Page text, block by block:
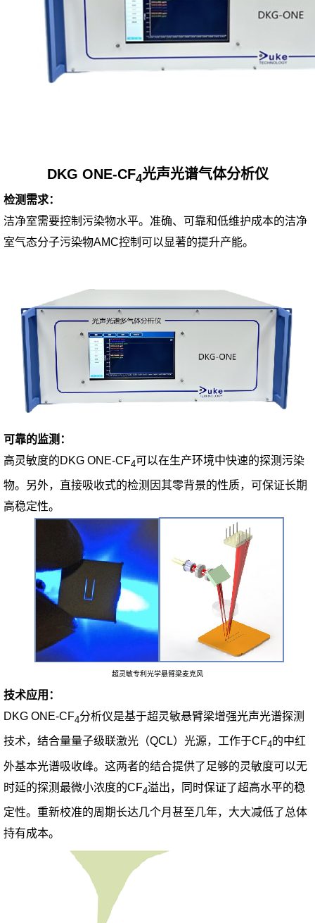
DKG ONE-CF4光声光谱气体分析仪
检测需求：
洁净室需要控制污染物水平。准确、可靠和低维护成本的洁净
室气态分子污染物AMC控制可以显著的提升产能。
可靠的监测：
高灵敏度的DKG ONE-CF4可以在生产环境中快速的探测污染
物。另外，直接吸收式的检测因其零背景的性质，可保证长期
高稳定性。
超灵敏专利光学悬臂梁麦克风
技术应用：
DKG ONE-CF4分析仪是基于超灵敏悬臂梁增强光声光谱探测
技术，结合量量子级联激光（QCL）光源，工作于CF4的中红
外基本光谱吸收峰。这两者的结合提供了足够的灵敏度可以无
时延的探测最微小浓度的CF4溢出，同时保证了超高水平的稳
定性。重新校准的周期长达几个月甚至几年，大大减低了总体
持有成本。